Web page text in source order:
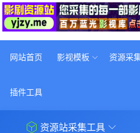
网站首页 影视模板 资源采
插件工具
资源站采集工具